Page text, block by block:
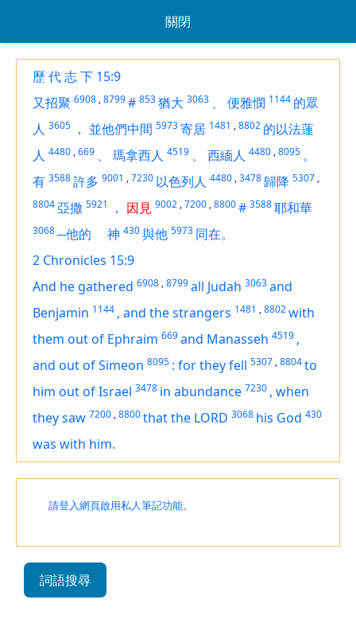
關閉
歷 代 志 下 15:9
又招聚 6908 ,8799# 853猶大 3063 、 便雅憫 1144 的眾
人 3605 ， 並他們中間 5973寄居 1481 ,8802 的以法蓮
人 4480 ,669 、 瑪拿西人 4519 、 西緬人 4480 ,8095 。
有 3588許多 9001 ,7230 以色列人 4480 ,3478 歸降 5307 ,
8804亞撒 5921 ， 因見 9002 ,7200 ,8800# 3588耶和華
3068─他的 神 430與他 5973 同在。
2 Chronicles 15:9
And he gathered 6908 ,8799all Judah 3063and
Benjamin 1144 , and the strangers 1481 ,8802with
them out of Ephraim 669and Manasseh 4519 ,
and out of Simeon 8095 : for they fell 5307 ,8804to
him out of Israel 3478 in abundance 7230 , when
they saw 7200 ,8800that the LORD 3068 his God 430
was with him.
請登入網頁啟用私人筆記功能。
詞語搜尋